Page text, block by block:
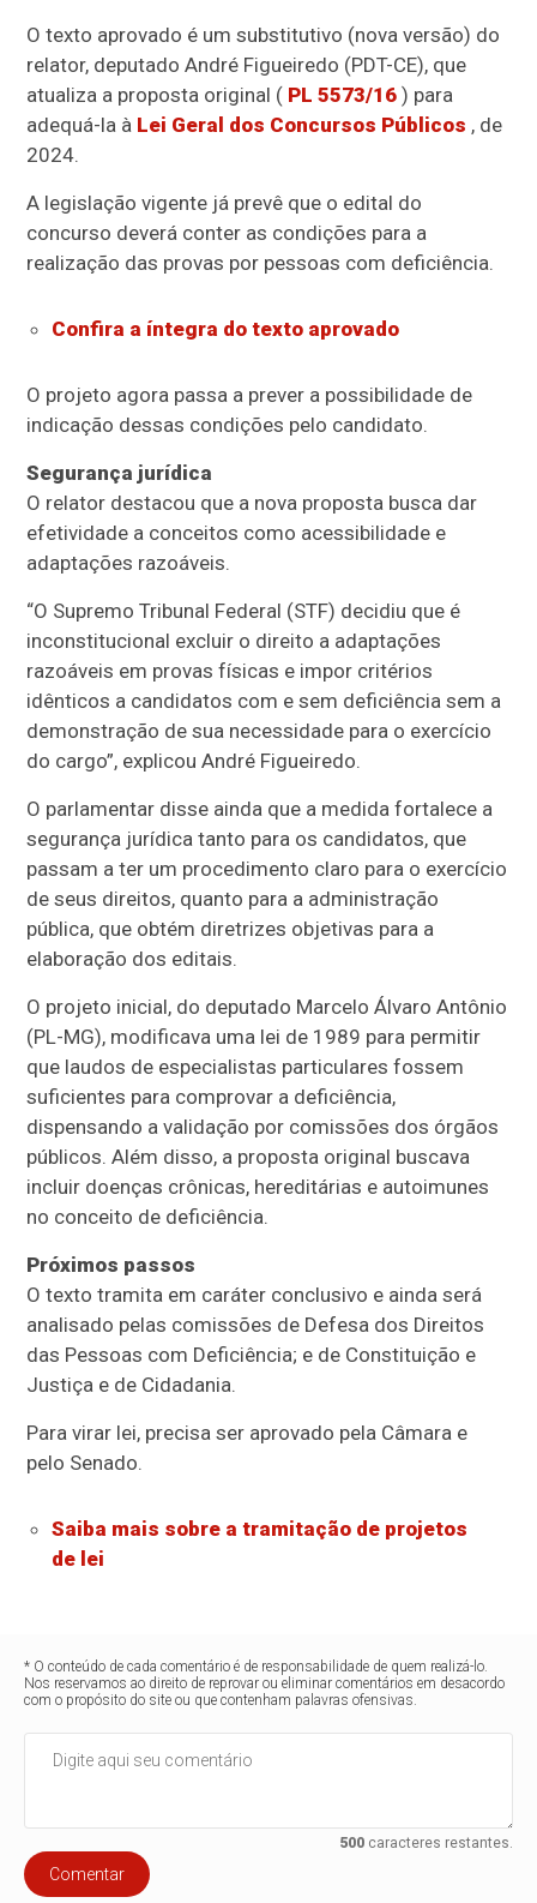
O texto aprovado é umsubstitutivo (nova versão) do
relator, deputado André Figueiredo (PDT-CE), que
atualiza a proposta original ( PL 5573/16 ) para
adequá-la à Lei Geral dos Concursos Públicos , de
2024.
A legislação vigente já prevê que o edital do
concurso deverá conter as condições para a
realização das provas por pessoas com deficiência.
Confira a íntegra do texto aprovado
O projeto agora passa a prever a possibilidade de
indicação dessas condições pelo candidato.
Segurança jurídica
O relator destacou que a nova proposta busca dar
efetividade a conceitos como acessibilidade e
adaptações razoáveis.
“O Supremo Tribunal Federal (STF) decidiu que é
inconstitucional excluir o direito a adaptações
razoáveis em provas físicas e impor critérios
idênticos a candidatos com e sem deficiência sem a
demonstração de sua necessidade para o exercício
do cargo”, explicou André Figueiredo.
O parlamentar disse ainda que a medida fortalece a
segurança jurídica tanto para os candidatos, que
passam a ter um procedimento claro para o exercício
de seus direitos, quanto para a administração
pública, que obtém diretrizes objetivas para a
elaboração dos editais.
O projeto inicial, do deputado Marcelo Álvaro Antônio
(PL-MG), modificava uma lei de 1989 para permitir
que laudos de especialistas particulares fossem
suficientes para comprovar a deficiência,
dispensando a validação por comissões dos órgãos
públicos. Além disso, a proposta original buscava
incluir doenças crônicas, hereditárias e autoimunes
no conceito de deficiência.
Próximos passos
O texto tramita em caráter conclusivo e ainda será
analisado pelas comissões de Defesa dos Direitos
das Pessoas com Deficiência; e de Constituição e
Justiça e de Cidadania.
Para virar lei, precisa ser aprovado pela Câmara e
pelo Senado.
Saiba mais sobre a tramitação de projetos
de lei
* O conteúdo de cada comentário é de responsabilidade de quem realizá-lo.
Nos reservamos ao direito de reprovar ou eliminar comentários em desacordo
com o propósito do site ou que contenham palavras ofensivas.
500caracteres restantes.
Comentar